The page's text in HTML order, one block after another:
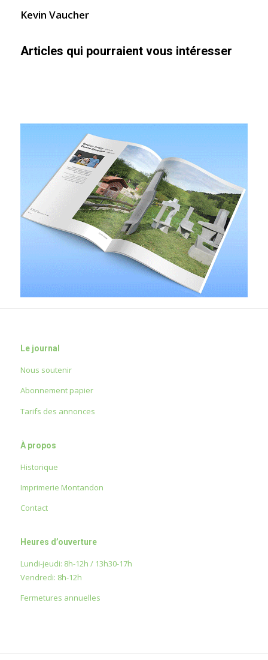
Kevin Vaucher
Articles qui pourraient vous intéresser
Le journal
Nous soutenir
Abonnement papier
Tarifs des annonces
À propos
Historique
Imprimerie Montandon
Contact
Heures d’ouverture
Lundi-jeudi: 8h-12h / 13h30-17h
Vendredi: 8h-12h
Fermetures annuelles